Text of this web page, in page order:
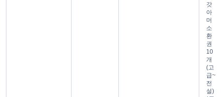
갓
아
머
소
환
권
10
개
(고
급~
전
설)